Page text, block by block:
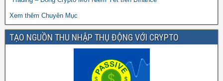
Xem thêm Chuyên Mục
TẠO NGUỒN THU NHẬP THỤ ĐỘNG VỚI CRYPTO